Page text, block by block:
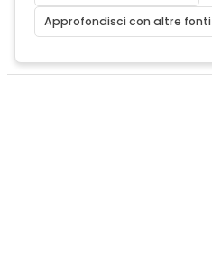
Approfondisci con altre fonti